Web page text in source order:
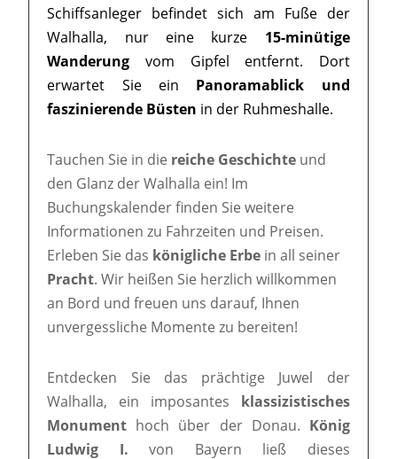
Schiffsanleger befindet sich am Fuße der
Walhalla, nur eine kurze 15-minütige
Wanderung vom Gipfel entfernt. Dort
erwartet Sie ein Panoramablick und
faszinierende Büsten in der Ruhmeshalle.
Tauchen Sie in die reiche Geschichte und
den Glanz der Walhalla ein! Im
Buchungskalender finden Sie weitere
Informationen zu Fahrzeiten und Preisen.
Erleben Sie das königliche Erbe in all seiner
Pracht. Wir heißen Sie herzlich willkommen
an Bord und freuen uns darauf, Ihnen
unvergessliche Momente zu bereiten!
Entdecken Sie das prächtige Juwel der
Walhalla, ein imposantes klassizistisches
Monument hoch über der Donau. König
Ludwig I. von Bayern ließ dieses